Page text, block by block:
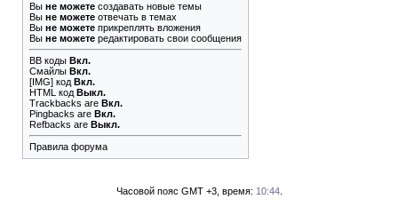
Вы не можете создавать новые темы
Вы не можете отвечать в темах
Вы не можете прикреплять вложения
Вы не можете редактировать свои сообщения
BB коды Вкл.
Смайлы Вкл.
[IMG] код Вкл.
HTML код Выкл.
Trackbacks are Вкл.
Pingbacks are Вкл.
Refbacks are Выкл.
Правила форума
Часовой пояс GMT +3, время: 10:44.